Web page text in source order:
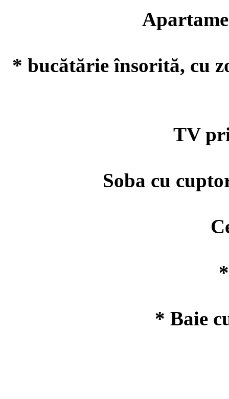
* bucătărie însorită, cu
TV
Soba cu
* Baie